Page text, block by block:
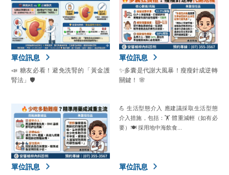
單位訊息
📣 糖友必看！避免洗腎的「黃金護
腎法」🛡️
單位訊息
✨多囊是代謝大風暴！瘦瘦針成逆轉
關鍵！ 🌸
單位訊息
💪 生活型態介入 應建議採取生活型態
介入措施，包括：🏋️ 體重減輕（如有必
要）🍽️ 採用地中海飲食...
單位訊息